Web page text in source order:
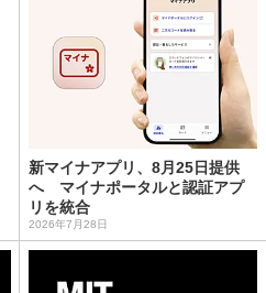
新マイナアプリ、8月25日提供
へ マイナポータルと認証アプ
リを統合
2026年7月28日